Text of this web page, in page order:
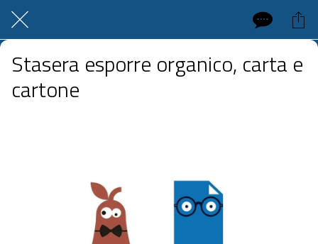
Stasera esporre organico, carta e
cartone